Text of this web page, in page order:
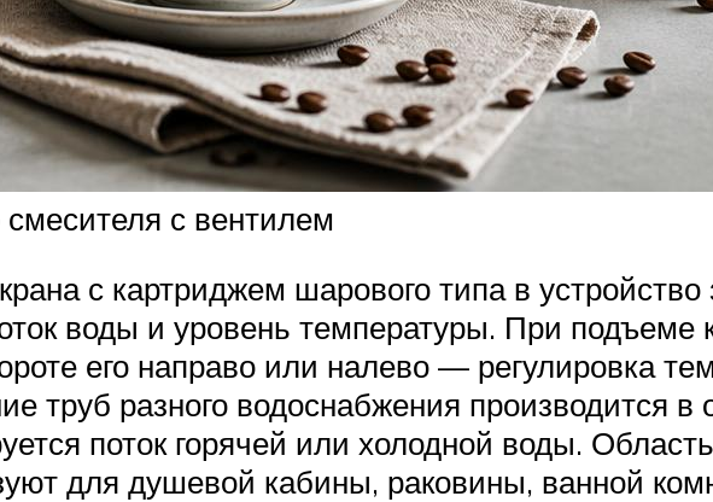
смесителя с вентилем
с картриджем шарового типа в
воды и уровень температуры. При подъеме
его направо или налево — регулировка
труб разного водоснабжения производится
поток горячей или холодной воды.
для душевой кабины, раковины, ванной